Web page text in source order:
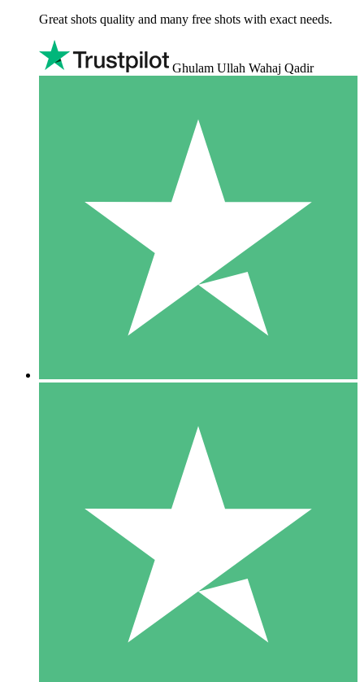
Great shots quality and many free shots with exact needs.
Ghulam Ullah Wahaj Qadir